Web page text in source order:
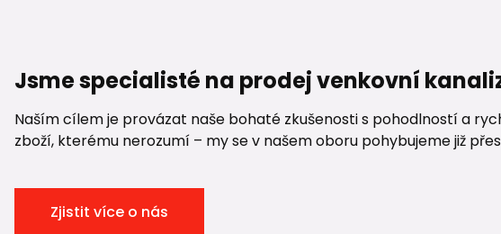
Jsme specialisté na prodej venkovní
Naším cílem je provázat naše bohaté zkušenosti s pohodlností a
zboží, kterému nerozumí – my se v našem oboru pohybujeme již
Zjistit více o nás